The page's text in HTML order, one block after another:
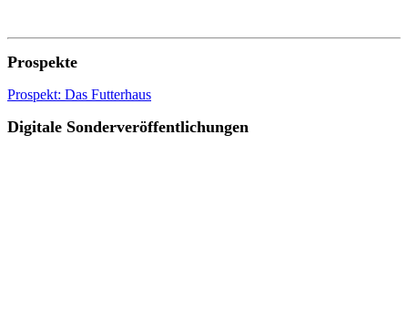
Prospekte
Prospekt: Das Futterhaus
Digitale Sonderveröffentlichungen